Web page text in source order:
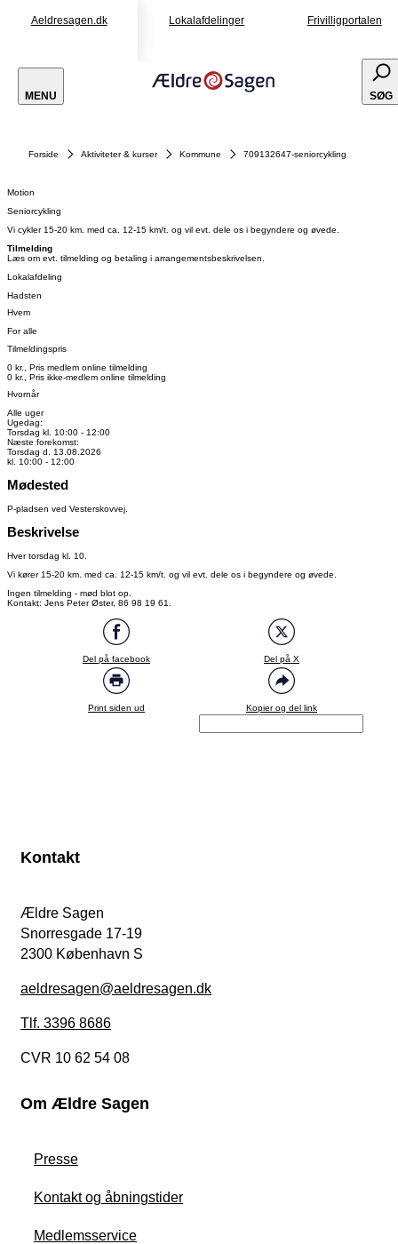
Aeldresagen.dk Lokalafdelinger Frivilligportalen
MENU SØG
Forside Aktiviteter & kurser Kommune 709132647-seniorcykling
Motion
Seniorcykling
Vi cykler 15-20 km. med ca. 12-15 km/t. og vil evt. dele os i begyndere og øvede.
Tilmelding
Læs om evt. tilmelding og betaling i arrangementsbeskrivelsen.
Lokalafdeling
Hadsten
Hvem
For alle
Tilmeldingspris
0 kr., Pris medlem online tilmelding
0 kr., Pris ikke-medlem online tilmelding
Hvornår
Alle uger
Ugedag:
Torsdag kl. 10:00 - 12:00
Næste forekomst:
Torsdag d. 13.08.2026
kl. 10:00 - 12:00
Mødested
P-pladsen ved Vesterskovvej.
Beskrivelse
Hver torsdag kl. 10.
Vi kører 15-20 km. med ca. 12-15 km/t. og vil evt. dele os i begyndere og øvede.
Ingen tilmelding - mød blot op.
Kontakt: Jens Peter Øster, 86 98 19 61.
Del på facebook Del på X
Print siden ud Kopier og del link
Kontakt
Ældre Sagen
Snorresgade 17-19
2300 København S
aeldresagen@aeldresagen.dk
Tlf. 3396 8686
CVR 10 62 54 08
Om Ældre Sagen
Presse
Kontakt og åbningstider
Medlemsservice